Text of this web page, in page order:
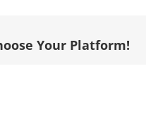
Your Platform!